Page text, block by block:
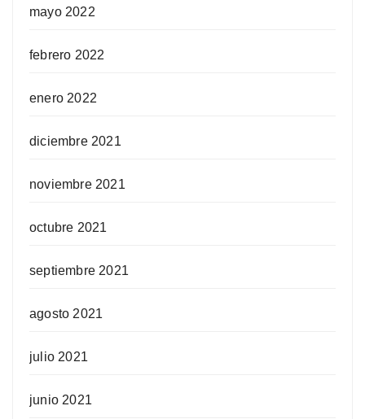
mayo 2022
febrero 2022
enero 2022
diciembre 2021
noviembre 2021
octubre 2021
septiembre 2021
agosto 2021
julio 2021
junio 2021